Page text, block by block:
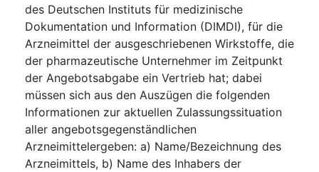
des Deutschen Instituts für medizinische
Dokumentation und Information (DIMDI), für die
Arzneimittel der ausgeschriebenen Wirkstoffe, die
der pharmazeutische Unternehmer im Zeitpunkt
der Angebotsabgabe ein Vertrieb hat; dabei
müssen sich aus den Auszügen die folgenden
Informationen zur aktuellen Zulassungssituation
aller angebotsgegenständlichen
Arzneimittelergeben: a) Name/Bezeichnung des
Arzneimittels, b) Name des Inhabers der